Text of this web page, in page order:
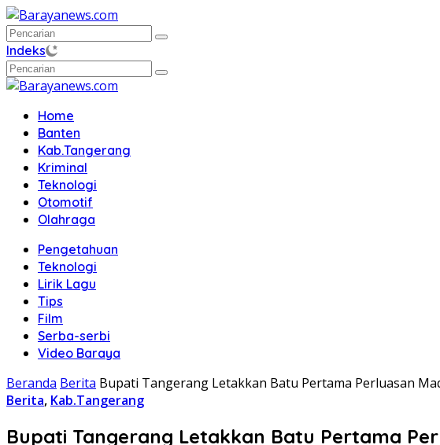
Langsung
ke
konten
Indeks
Home
Banten
Kab.Tangerang
Kriminal
Teknologi
Otomotif
Olahraga
Pengetahuan
Teknologi
Lirik Lagu
Tips
Film
Serba-serbi
Video Baraya
Beranda Berita Bupati Tangerang Letakkan Batu Pertama Perluasan
Berita, Kab.Tangerang
Bupati Tangerang Letakkan Batu Pertama